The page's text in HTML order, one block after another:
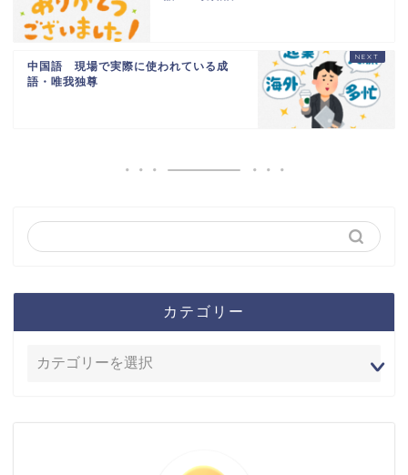
中国語 現場で実際に使われている成
語・唯我独尊
カテゴリー